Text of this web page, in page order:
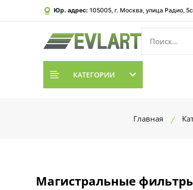
Юр. адрес: 105005, г. Москва, улица Радио,
КАТЕГОРИИ
Главная
Магистральные фильтры